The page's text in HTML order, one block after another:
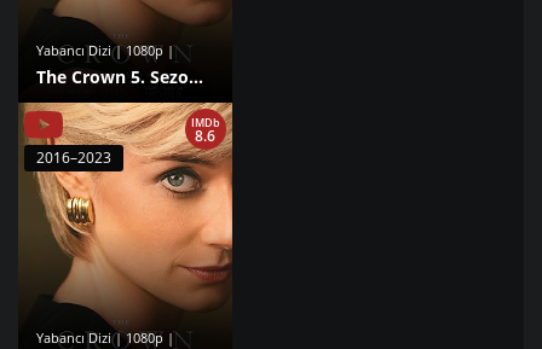
Yabancı Dizi | 1080p |
The Crown 5. Sezon izle
Yabancı Dizi | 1080p |
IMDb
8.6
2016–2023